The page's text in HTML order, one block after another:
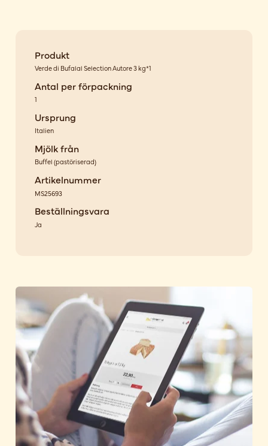
Produkt
Verde di Bufalal Selection Autore 3 kg*1
Antal per förpackning
1
Ursprung
Italien
Mjölk från
Buffel (pastöriserad)
Artikelnummer
MS25693
Beställningsvara
Ja